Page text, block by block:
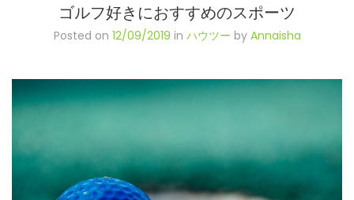
ゴルフ好きにおすすめのスポーツ
Posted on 12/09/2019 in ハウツー by Annaisha